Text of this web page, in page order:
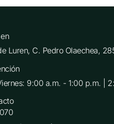
Luren, C. Pedro Olaechea,
9:00 a.m. - 1:00 p.m. |